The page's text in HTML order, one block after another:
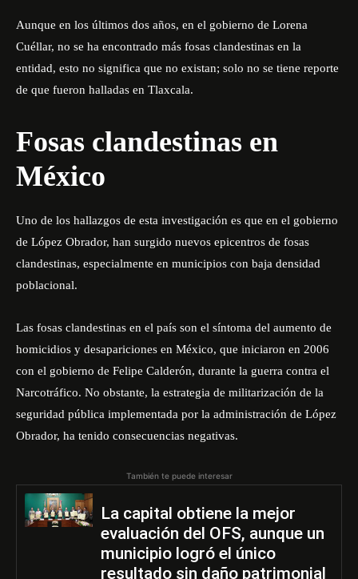
Aunque en los últimos dos años, en el gobierno de Lorena
Cuéllar, no se ha encontrado más fosas clandestinas en la
entidad, esto no significa que no existan; solo no se tiene reporte
de que fueron halladas en Tlaxcala.
Fosas clandestinas en
México
Uno de los hallazgos de esta investigación es que en el gobierno
de López Obrador, han surgido nuevos epicentros de fosas
clandestinas, especialmente en municipios con baja densidad
poblacional.
Las fosas clandestinas en el país son el síntoma del aumento de
homicidios y desapariciones en México, que iniciaron en 2006
con el gobierno de Felipe Calderón, durante la guerra contra el
Narcotráfico. No obstante, la estrategia de militarización de la
seguridad pública implementada por la administración de López
Obrador, ha tenido consecuencias negativas.
También te puede interesar
La capital obtiene la mejor
evaluación del OFS, aunque un
municipio logró el único
resultado sin daño patrimonial